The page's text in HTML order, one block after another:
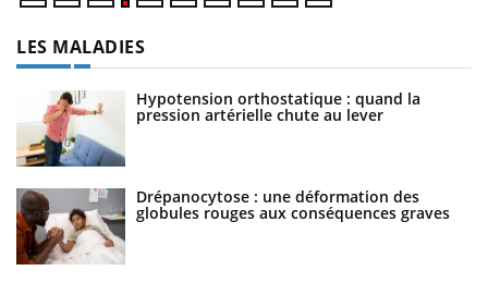
LES MALADIES
Hypotension orthostatique : quand la
pression artérielle chute au lever
Drépanocytose : une déformation des
globules rouges aux conséquences graves